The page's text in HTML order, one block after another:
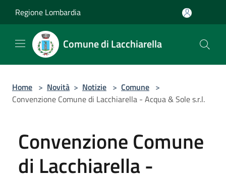
Regione Lombardia
Comune di Lacchiarella
Home > Novità > Notizie > Comune >
Convenzione Comune di Lacchiarella - Acqua & Sole s.r.l.
Convenzione Comune
di Lacchiarella -